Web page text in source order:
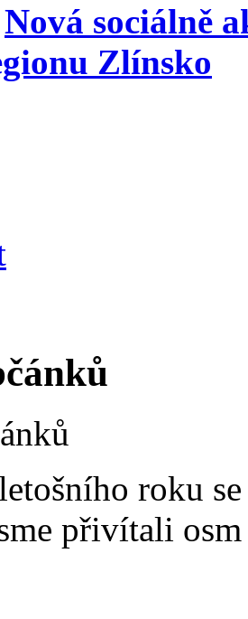
Nová sociálně
Zlínsko
roku
přivítali